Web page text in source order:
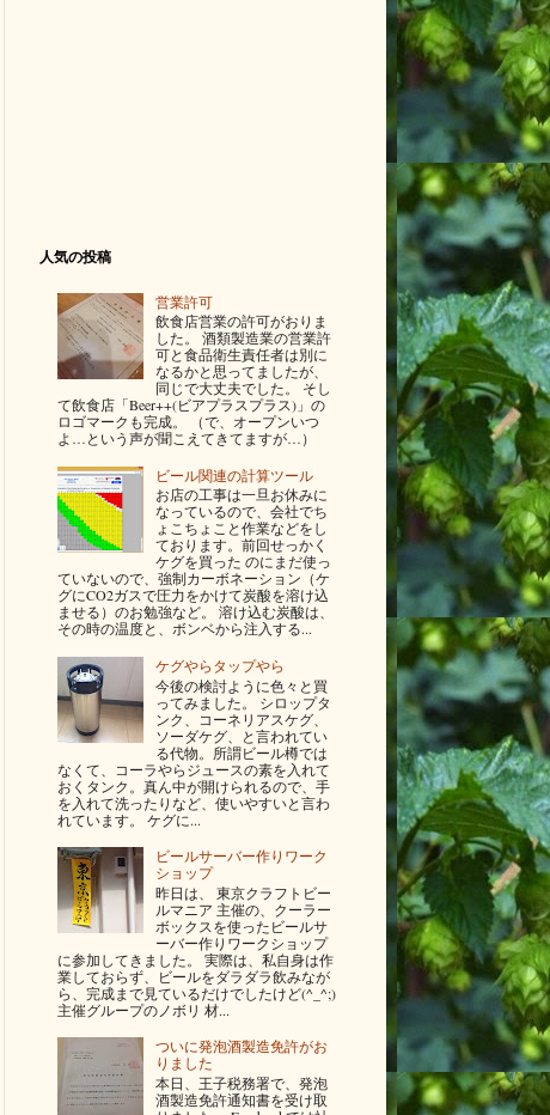
人気の投稿
営業許可
飲食店営業の許可がおりま
した。 酒類製造業の営業許
可と食品衛生責任者は別に
なるかと思ってましたが、
同じで大丈夫でした。 そし
て飲食店「Beer++(ビアプラスプラス)」の
ロゴマークも完成。 （で、オープンいつ
よ…という声が聞こえてきてますが…）
ビール関連の計算ツール
お店の工事は一旦お休みに
なっているので、会社でち
ょこちょこと作業などをし
ております。前回せっかく
ケグを買った のにまだ使っ
ていないので、強制カーボネーション（ケ
グにCO2ガスで圧力をかけて炭酸を溶け込
ませる）のお勉強など。 溶け込む炭酸は、
その時の温度と、ボンベから注入する...
ケグやらタップやら
今後の検討ように色々と買
ってみました。 シロップタ
ンク、コーネリアスケグ、
ソーダケグ、と言われてい
る代物。所謂ビール樽では
なくて、コーラやらジュースの素を入れて
おくタンク。真ん中が開けられるので、手
を入れて洗ったりなど、使いやすいと言わ
れています。 ケグに...
ビールサーバー作りワーク
ショップ
昨日は、 東京クラフトビー
ルマニア 主催の、クーラー
ボックスを使ったビールサ
ーバー作りワークショップ
に参加してきました。 実際は、私自身は作
業しておらず、ビールをダラダラ飲みなが
ら、完成まで見ているだけでしたけど(^_^;)
主催グループのノボリ 材...
ついに発泡酒製造免許がお
りました
本日、王子税務署で、発泡
酒製造免許通知書を受け取